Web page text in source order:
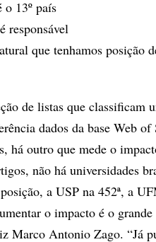
13º país
responsável
que tenhamos posição
de listas que classificam
dados da base Web
há outro que mede o
não há universidades
a USP na 452ª, a
o impacto é o
Marco Antonio Zago. “Já